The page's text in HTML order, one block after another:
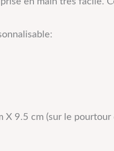
9.5 cm (sur le pourtour